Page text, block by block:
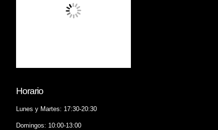
Horario
Lunes y Martes: 17:30-20:30
Domingos: 10:00-13:00